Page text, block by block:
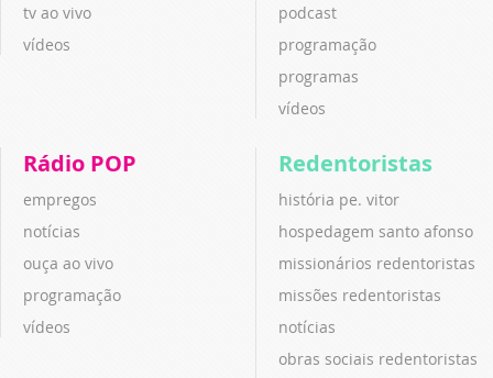
tv ao vivo
vídeos
podcast
programação
programas
vídeos
Rádio POP
empregos
notícias
ouça ao vivo
programação
vídeos
Redentoristas
história pe. vitor
hospedagem santo afonso
missionários redentoristas
missões redentoristas
notícias
obras sociais redentoristas